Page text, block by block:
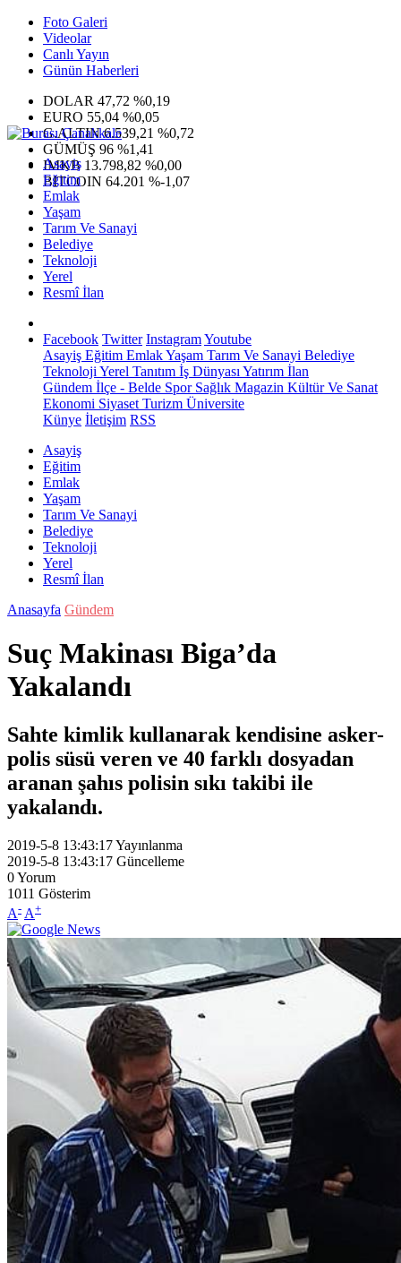
Foto Galeri
Videolar
Canlı Yayın
Günün Haberleri
DOLAR 47,72 %0,19
EURO 55,04 %0,05
G.ALTIN6.539,21 %0,72
GÜMÜŞ 96 %1,41
IMKB 13.798,82 %0,00
BITCOIN 64.201 %-1,07
Asayiş
Eğitim
Emlak
Yaşam
Tarım Ve Sanayi
Belediye
Teknoloji
Yerel
Resmî İlan
Facebook Twitter InstagramYoutube
Asayiş Eğitim EmlakYaşam Tarım Ve Sanayi Belediye
Teknoloji Yerel Tanıtım İş Dünyası Yatırım İlan
Gündem İlçe - Belde SporSağlık Magazin Kültür Ve Sanat
Ekonomi Siyaset Turizm Üniversite
Künye İletişim RSS
Asayiş
Eğitim
Emlak
Yaşam
Tarım Ve Sanayi
Belediye
Teknoloji
Yerel
Resmî İlan
Anasayfa Gündem
Suç Makinası Biga’da
Yakalandı
Sahte kimlik kullanarak kendisine asker-
polis süsü veren ve 40 farklı dosyadan
aranan şahıs polisin sıkı takibi ile
yakalandı.
2019-5-8 13:43:17Yayınlanma
2019-5-8 13:43:17 Güncelleme
0Yorum
1011 Gösterim
A- A+